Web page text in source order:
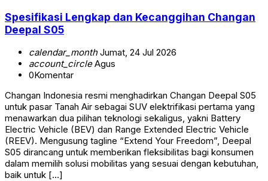
Spesifikasi Lengkap dan Kecanggihan Changan
Deepal S05
calendar_monthJumat, 24 Jul 2026
account_circleAgus
0Komentar
Changan Indonesia resmi menghadirkan Changan Deepal S05
untuk pasar Tanah Air sebagai SUV elektrifikasi pertama yang
menawarkan dua pilihan teknologi sekaligus, yakni Battery
Electric Vehicle (BEV) dan Range Extended Electric Vehicle
(REEV). Mengusung tagline “Extend Your Freedom”, Deepal
S05 dirancang untuk memberikan fleksibilitas bagi konsumen
dalam memilih solusi mobilitas yang sesuai dengan kebutuhan,
baik untuk […]